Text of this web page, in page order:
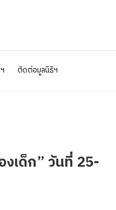
ติดต่อมูลนิธิฯ
เด็ก” วันที่ 25-